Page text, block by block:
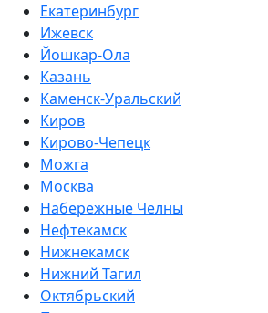
Екатеринбург
Ижевск
Йошкар-Ола
Казань
Каменск-Уральский
Киров
Кирово-Чепецк
Можга
Москва
Набережные Челны
Нефтекамск
Нижнекамск
Нижний Тагил
Октябрьский